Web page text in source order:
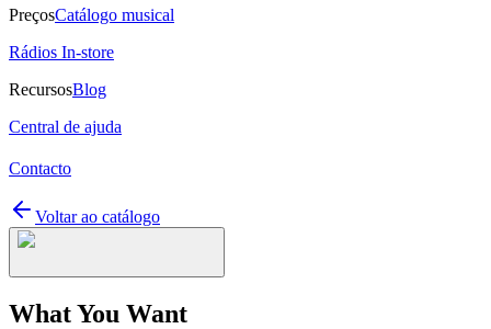
PreçosCatálogo musical
Rádios In-store
RecursosBlog
Central de ajuda
Contacto
Voltar ao catálogo
What You Want